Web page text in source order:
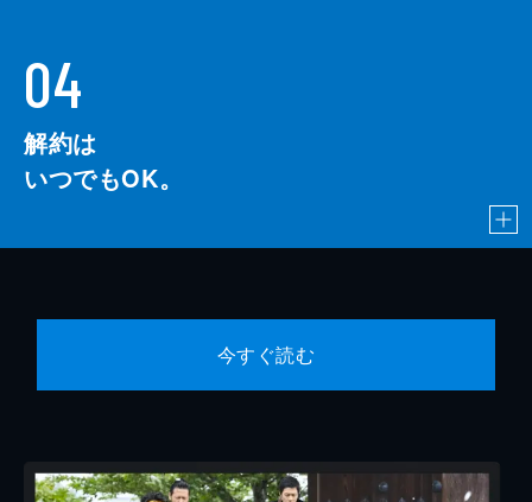
04
解約は
いつでもOK。
今すぐ読む